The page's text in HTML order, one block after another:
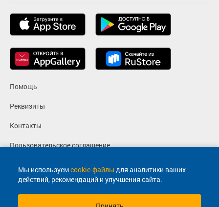
Мы используемcookie-файлы для аналитики ваших
действий, рекомендаций и улучшения сайта.
Помощь
Реквизиты
Контакты
Пользовательское соглашение
Политика конфиденциальности
Согласие на маркетинговые сообщения